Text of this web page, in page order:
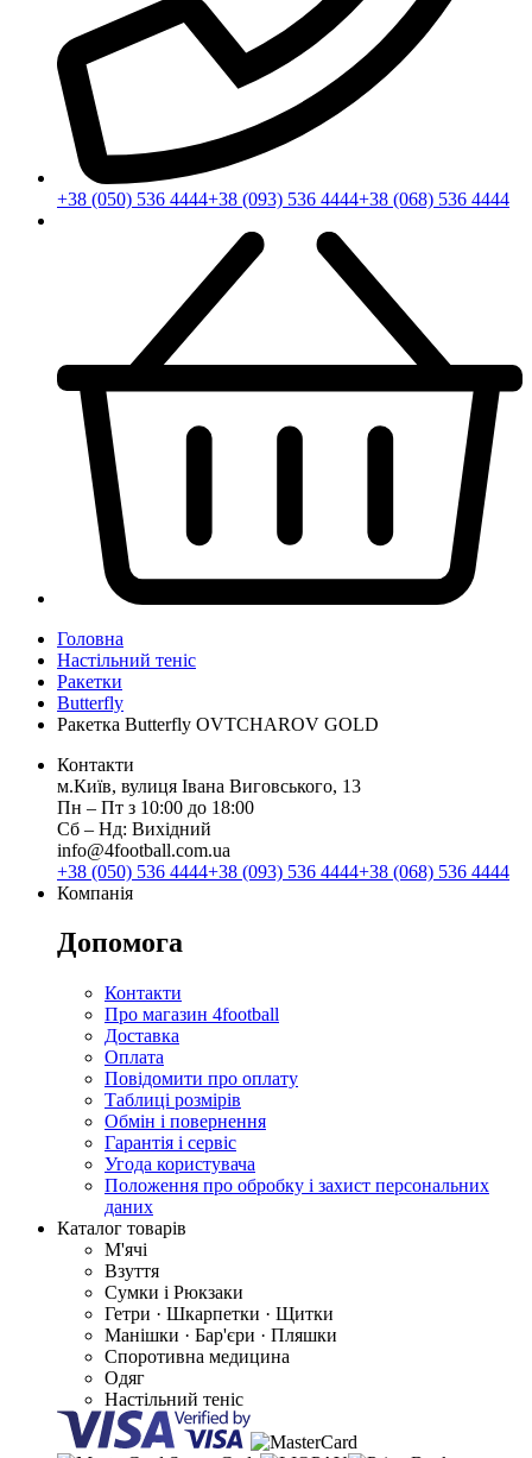
+38 (050) 536 4444+38 (093) 536 4444+38 (068) 536 4444
Головна
Настільний теніс
Ракетки
Butterfly
Ракетка Butterfly OVTCHAROV GOLD
Контакти
м.Київ, вулиця Івана Виговського, 13
Пн ‒ Пт з 10:00 до 18:00
Сб ‒ Нд: Вихідний
info@4football.com.ua
+38 (050) 536 4444+38 (093) 536 4444+38 (068) 536 4444
Компанія
Допомога
Контакти
Про магазин 4football
Доставка
Оплата
Повідомити про оплату
Таблиці розмірів
Обмін і повернення
Гарантія і сервіс
Угода користувача
Положення про обробку і захист персональних
даних
Каталог товарів
М'ячі
Взуття
Сумки і Рюкзаки
Гетри · Шкарпетки · Щитки
Манішки · Бар'єри · Пляшки
Споротивна медицина
Одяг
Настільний теніс